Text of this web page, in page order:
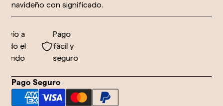
navideño con significado.
a
el
Pago
fàcil y
seguro
Pago Seguro